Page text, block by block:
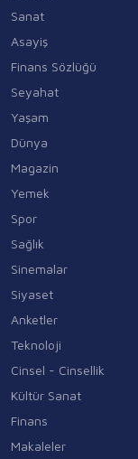
Sanat
Asayiş
Finans Sözlüğü
Seyahat
Yaşam
Dünya
Magazin
Yemek
Spor
Sağlık
Sinemalar
Siyaset
Anketler
Teknoloji
Cinsel - Cinsellik
Kültür Sanat
Finans
Makaleler